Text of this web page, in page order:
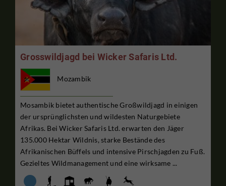
Grosswildjagd bei Wicker Safaris Ltd.
Mozambik
Mosambik bietet authentische Großwildjagd in einigen
der ursprünglichsten und wildesten Naturgebiete
Afrikas. Bei Wicker Safaris Ltd. erwarten den Jäger
135.000 Hektar Wildnis, starke Bestände des
Afrikanischen Büffels und intensive Pirschjagden zu Fuß.
Gezieltes Wildmanagement und eine wirksame ...